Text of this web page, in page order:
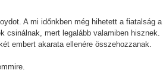
A mi időnkben még hihetett a fiatalság a
csinálnak, mert legalább valamiben hisznek.
embert akarata ellenére összehozzanak.